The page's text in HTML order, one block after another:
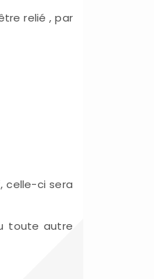
relié , par
celle-ci sera
toute autre